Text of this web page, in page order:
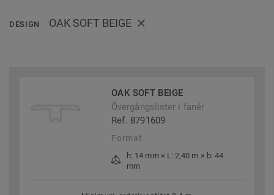
DESIGN OAK SOFT BEIGE
OAK SOFT BEIGE
Övergångslister i fanér
Ref. 8791609
Format
h: 14 mm × L: 2,40 m × b: 44
mm